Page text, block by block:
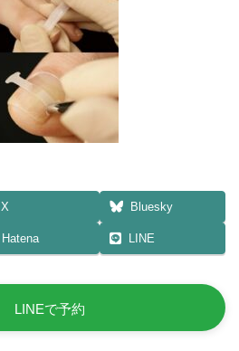
X Bluesky
Hatena LINE
LINEで予約